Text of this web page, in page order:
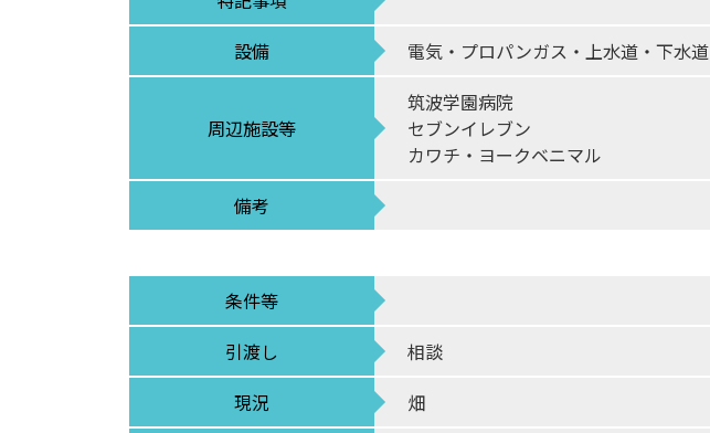
設備 電気・プロパンガス・上水道・下水道
周辺施設等
筑波学園病院
セブンイレブン
カワチ・ヨークベニマル
備考
条件等
引渡し 相談
現況 畑